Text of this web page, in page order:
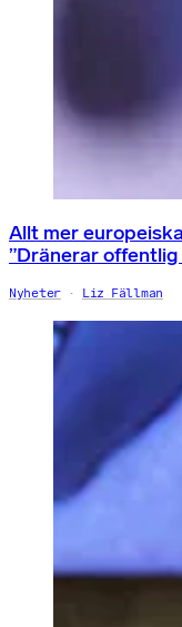
Allt mer
”Dränerar
Nyheter Liz Fällman